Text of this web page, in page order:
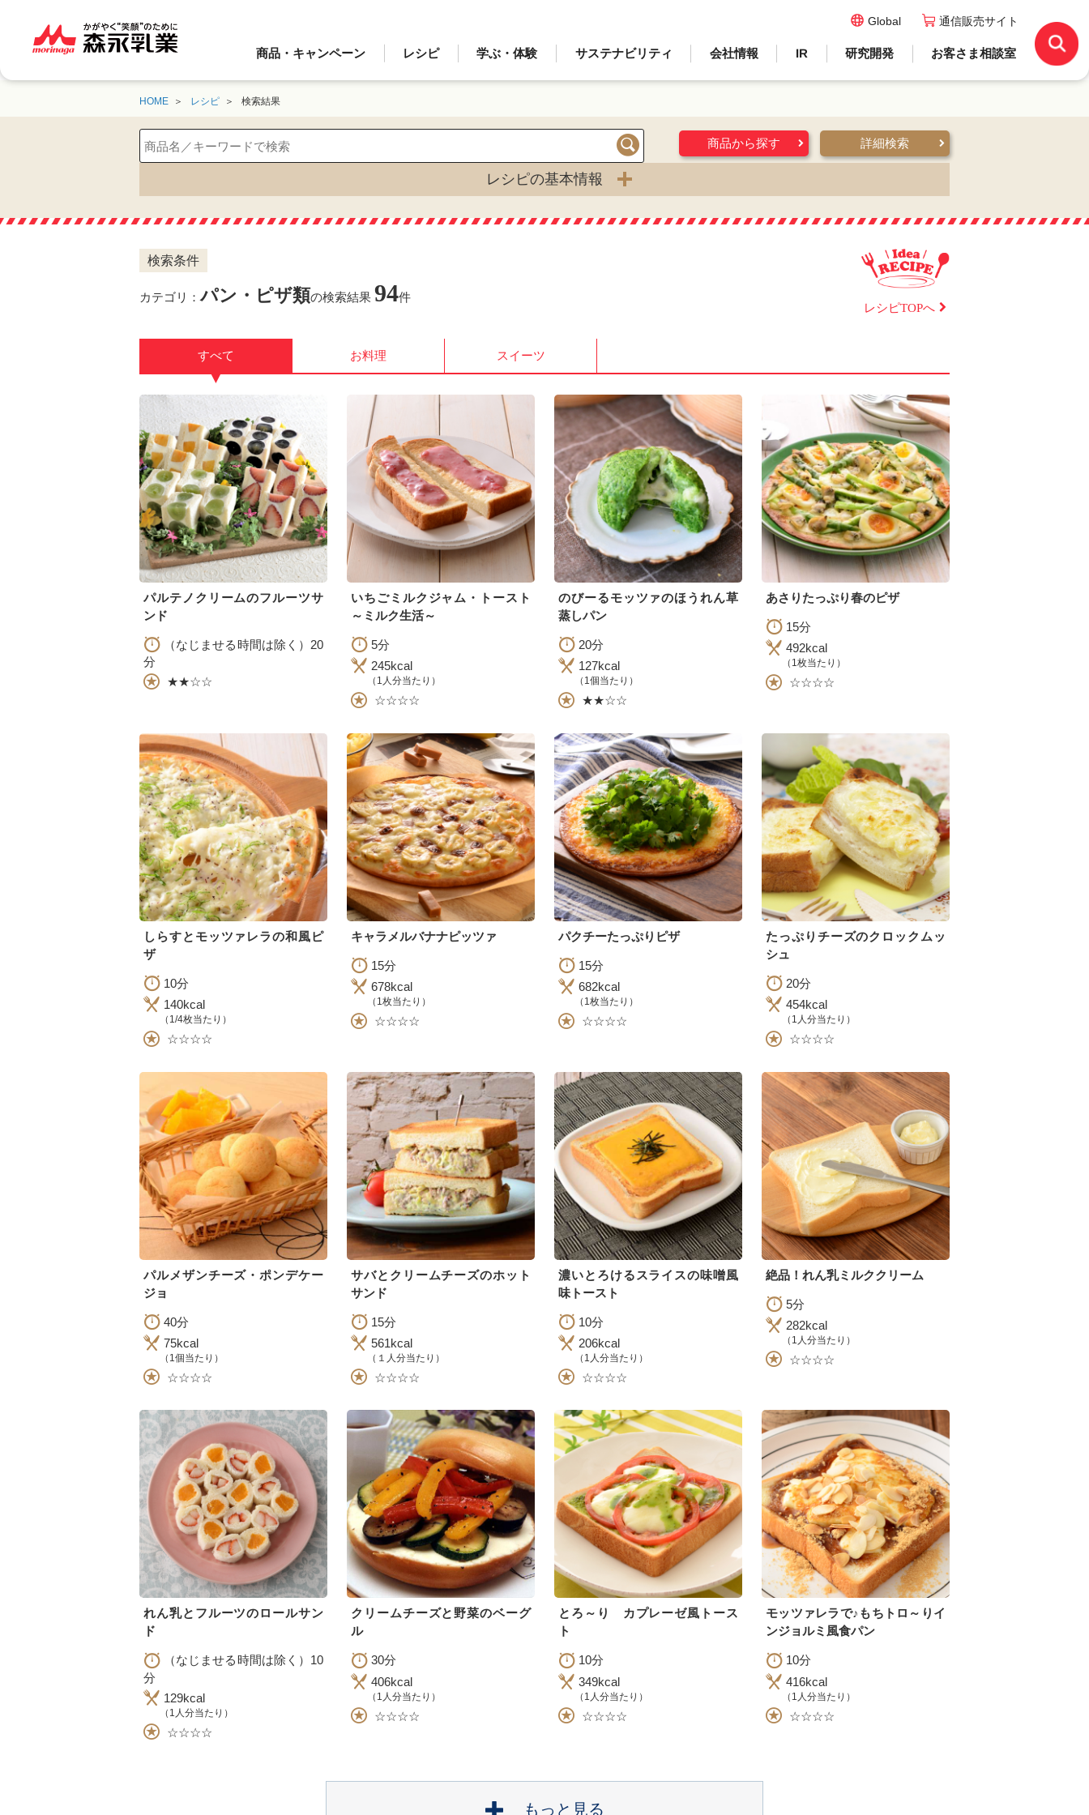
商品・キャンペーン レシピ 学ぶ・体験 サステナビリティ 会社情報 IR 研究開発 お客さま相談室
Global 通信販売サイト
HOME レシピ 検索結果
検索
商品から探す 詳細検索
レシピの基本情報
検索条件
カテゴリ：パン・ピザ類の検索結果 94件
レシピTOPへ
すべて
▼
お料理 スイーツ
パルテノクリームのフルーツサ
ンド
（なじませる時間は除く）20
分
★★☆☆
いちごミルクジャム・トースト
～ミルク生活～
5分
245kcal
（1人分当たり）
☆☆☆☆
のびーるモッツァのほうれん草
蒸しパン
20分
127kcal
（1個当たり）
★★☆☆
あさりたっぷり春のピザ
15分
492kcal
（1枚当たり）
☆☆☆☆
しらすとモッツァレラの和風ピ
ザ
10分
140kcal
（1/4枚当たり）
☆☆☆☆
キャラメルバナナピッツァ
15分
678kcal
（1枚当たり）
☆☆☆☆
パクチーたっぷりピザ
15分
682kcal
（1枚当たり）
☆☆☆☆
たっぷりチーズのクロックムッ
シュ
20分
454kcal
（1人分当たり）
☆☆☆☆
パルメザンチーズ・ポンデケー
ジョ
40分
75kcal
（1個当たり）
☆☆☆☆
サバとクリームチーズのホット
サンド
15分
561kcal
（１人分当たり）
☆☆☆☆
濃いとろけるスライスの味噌風
味トースト
10分
206kcal
（1人分当たり）
☆☆☆☆
絶品！れん乳ミルククリーム
5分
282kcal
（1人分当たり）
☆☆☆☆
れん乳とフルーツのロールサン
ド
（なじませる時間は除く）10
分
129kcal
（1人分当たり）
☆☆☆☆
クリームチーズと野菜のベーグ
ル
30分
406kcal
（1人分当たり）
☆☆☆☆
とろ～り カプレーゼ風トース
ト
10分
349kcal
（1人分当たり）
☆☆☆☆
モッツァレラで♪もちトロ～りイ
ンジョルミ風食パン
10分
416kcal
（1人分当たり）
☆☆☆☆
もっと見る